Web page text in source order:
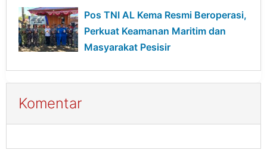
Karib
Pos TNI AL Kema Resmi Beroperasi,
Perkuat Keamanan Maritim dan
Masyarakat Pesisir
Komentar